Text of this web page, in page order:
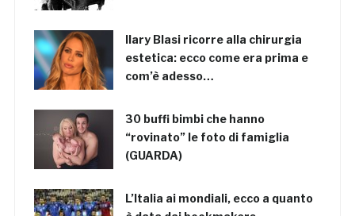
Ilary Blasi ricorre alla chirurgia
estetica: ecco come era prima e
com’è adesso…
30 buffi bimbi che hanno
“rovinato” le foto di famiglia
(GUARDA)
L’Italia ai mondiali, ecco a quanto